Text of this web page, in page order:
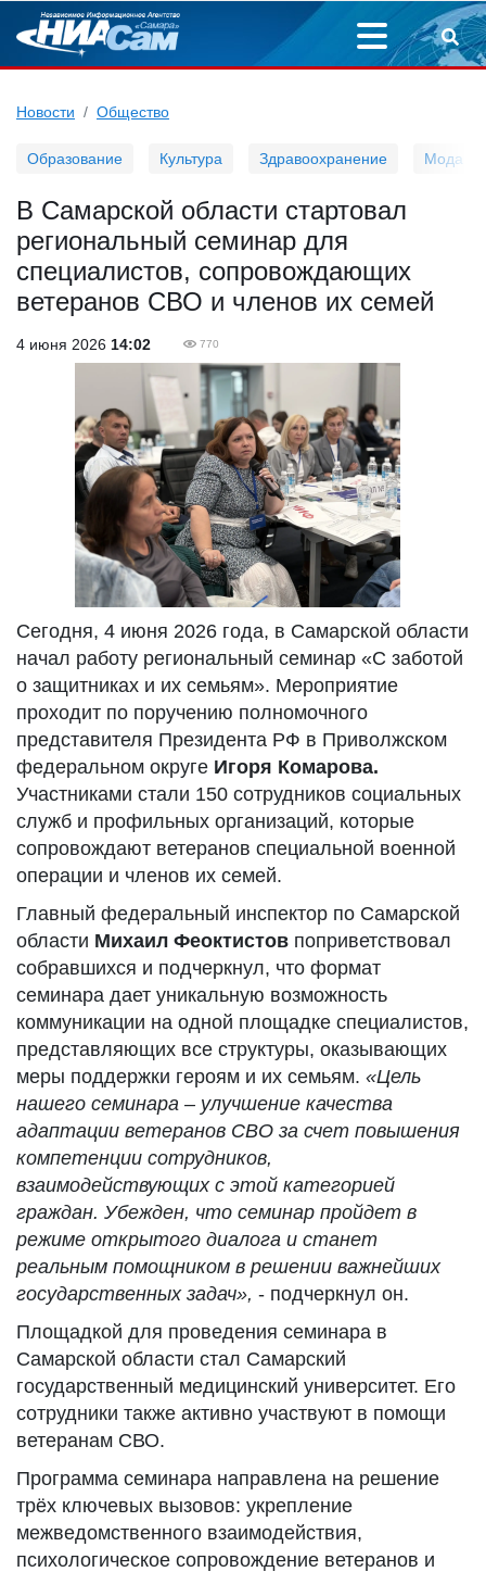
Новости Общество
Образование Культура Здравоохранение Мода
В Самарской области стартовал
региональный семинар для
специалистов, сопровождающих
ветеранов СВО и членов их семей
4 июня 2026 14:02 770
Сегодня, 4 июня 2026 года, в Самарской области
начал работу региональный семинар «С заботой
о защитниках и их семьям». Мероприятие
проходит по поручению полномочного
представителя Президента РФ в Приволжском
федеральном округе Игоря Комарова.
Участниками стали 150 сотрудников социальных
служб и профильных организаций, которые
сопровождают ветеранов специальной военной
операции и членов их семей.
Главный федеральный инспектор по Самарской
области Михаил Феоктистов поприветствовал
собравшихся и подчеркнул, что формат
семинара дает уникальную возможность
коммуникации на одной площадке специалистов,
представляющих все структуры, оказывающих
меры поддержки героям и их семьям. «Цель
нашего семинара – улучшение качества
адаптации ветеранов СВО за счет повышения
компетенции сотрудников,
взаимодействующих с этой категорией
граждан. Убежден, что семинар пройдет в
режиме открытого диалога и станет
реальным помощником в решении важнейших
государственных задач», - подчеркнул он.
Площадкой для проведения семинара в
Самарской области стал Самарский
государственный медицинский университет. Его
сотрудники также активно участвуют в помощи
ветеранам СВО.
Программа семинара направлена на решение
трёх ключевых вызовов: укрепление
межведомственного взаимодействия,
психологическое сопровождение ветеранов и